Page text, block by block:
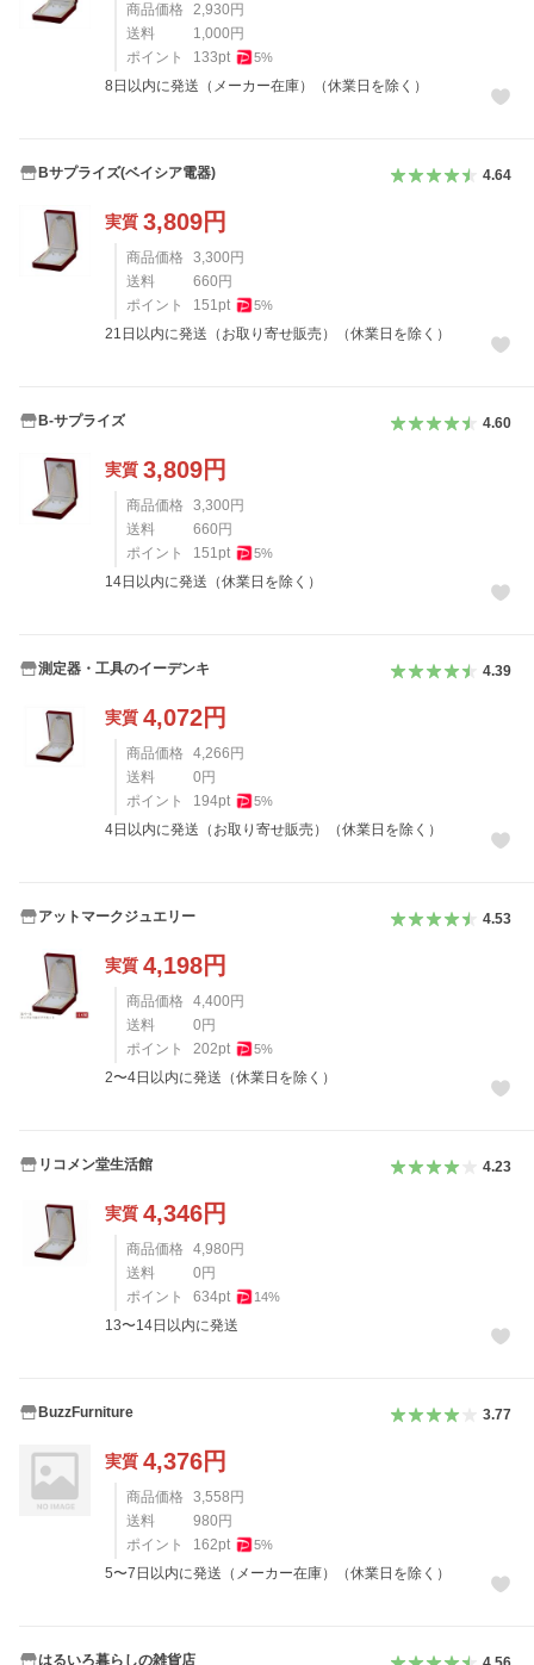
商品価格 2,930 円
送料
1,000 円
ポイント
133pt 5%
8日以内に発送（メーカー在庫）（休業日を除く）
Bサプライズ(ベイシア電器) 4.64
実質 3,809円
商品価格 3,300 円
送料
660 円
ポイント
151pt 5%
21日以内に発送（お取り寄せ販売）（休業日を除く）
B-サプライズ 4.60
実質 3,809円
商品価格 3,300 円
送料
660 円
ポイント
151pt 5%
14日以内に発送（休業日を除く）
測定器・工具のイーデンキ 4.39
実質 4,072円
商品価格 4,266 円
送料
0 円
ポイント
194pt 5%
4日以内に発送（お取り寄せ販売）（休業日を除く）
アットマークジュエリー 4.53
実質 4,198円
商品価格 4,400 円
送料
0 円
ポイント
202pt 5%
2〜4日以内に発送（休業日を除く）
リコメン堂生活館 4.23
実質 4,346円
商品価格 4,980 円
送料
0 円
ポイント
634pt 14%
13〜14日以内に発送
BuzzFurniture 3.77
実質 4,376円
商品価格 3,558 円
送料
980 円
ポイント
162pt 5%
5〜7日以内に発送（メーカー在庫）（休業日を除く）
はるいろ暮らしの雑貨店